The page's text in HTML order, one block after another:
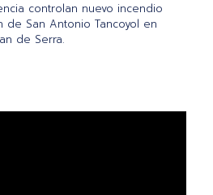
controlan nuevo incendio
San Antonio Tancoyol en
de Serra.